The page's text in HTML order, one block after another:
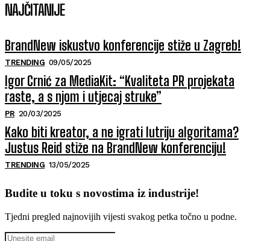
NAJČITANIJE
BrandNew iskustvo konferencije stiže u Zagreb!
TRENDING 09/05/2025
Igor Crnić za MediaKit: “Kvaliteta PR projekata
raste, a s njom i utjecaj struke”
PR 20/03/2025
Kako biti kreator, a ne igrati lutriju algoritama?
Justus Reid stiže na BrandNew konferenciju!
TRENDING 13/05/2025
Budite u toku s novostima iz industrije!
Tjedni pregled najnovijih vijesti svakog petka točno u podne.